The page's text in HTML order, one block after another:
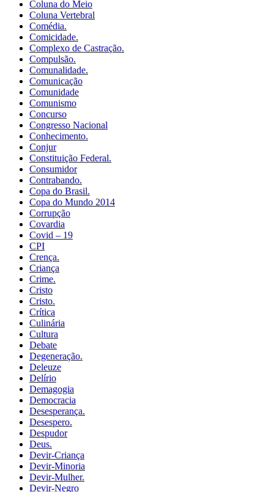
Coluna do Meio
Coluna Vertebral
Comédia.
Comicidade.
Complexo de Castração.
Compulsão.
Comunalidade.
Comunicação
Comunidade
Comunismo
Concurso
Congresso Nacional
Conhecimento.
Conjur
Constituição Federal.
Consumidor
Contrabando.
Copa do Brasil.
Copa do Mundo 2014
Corrupção
Covardia
Covid – 19
CPI
Crença.
Criança
Crime.
Cristo
Cristo.
Crítica
Culinária
Cultura
Debate
Degeneração.
Deleuze
Delírio
Demagogia
Democracia
Desesperança.
Desespero.
Despudor
Deus.
Devir-Criança
Devir-Minoria
Devir-Mulher.
Devir-Negro